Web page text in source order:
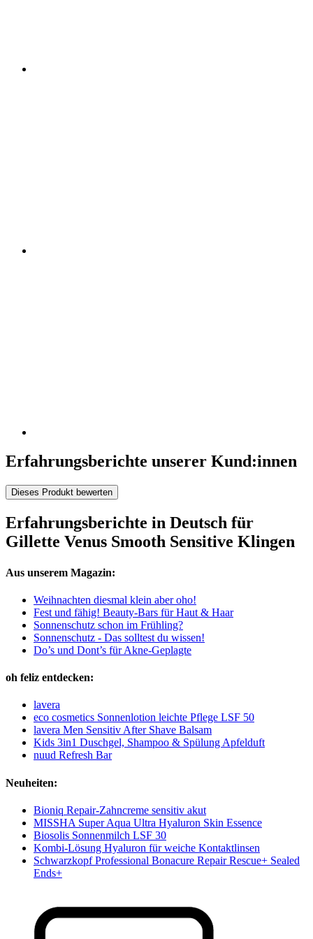
Erfahrungsberichte unserer Kund:innen
Dieses Produkt bewerten
Erfahrungsberichte in Deutsch für
Gillette Venus Smooth Sensitive Klingen
Aus unserem Magazin:
Weihnachten diesmal klein aber oho!
Fest und fähig! Beauty-Bars für Haut & Haar
Sonnenschutz schon im Frühling?
Sonnenschutz - Das solltest du wissen!
Do’s und Dont’s für Akne-Geplagte
oh feliz entdecken:
lavera
eco cosmetics Sonnenlotion leichte Pflege LSF 50
lavera Men Sensitiv After Shave Balsam
Kids 3in1 Duschgel, Shampoo & Spülung Apfelduft
nuud Refresh Bar
Neuheiten:
Bioniq Repair-Zahncreme sensitiv akut
MISSHA Super Aqua Ultra Hyaluron Skin Essence
Biosolis Sonnenmilch LSF 30
Kombi-Lösung Hyaluron für weiche Kontaktlinsen
Schwarzkopf Professional Bonacure Repair Rescue+ Sealed
Ends+